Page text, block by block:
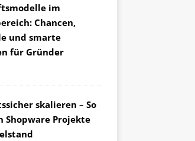
im
Chancen,
und smarte
für Gründer
skalieren – So
Shopware Projekte